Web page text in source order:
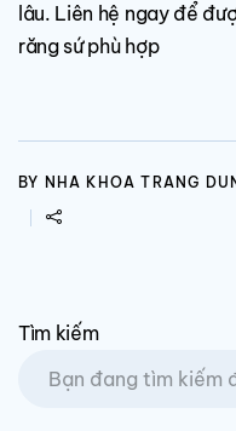
lâu. Liên hệ ngay để
răng sứ phù hợp
BY NHA KHOA TRANG
Tìm kiếm